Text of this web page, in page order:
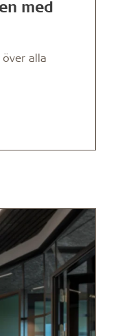
med
alla